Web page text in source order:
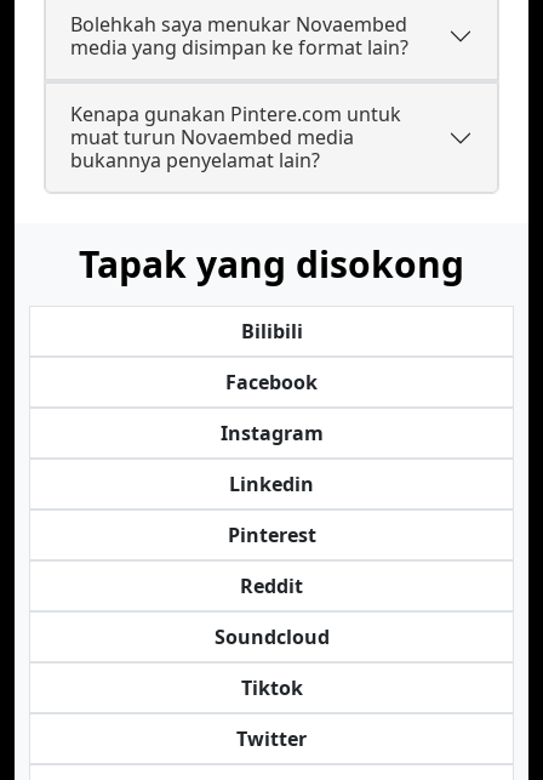
Bolehkah saya menukar Novaembed
media yang disimpan ke format lain?
Kenapa gunakan Pintere.com untuk
muat turun Novaembed media
bukannya penyelamat lain?
Tapak yang disokong
Bilibili
Facebook
Instagram
Linkedin
Pinterest
Reddit
Soundcloud
Tiktok
Twitter